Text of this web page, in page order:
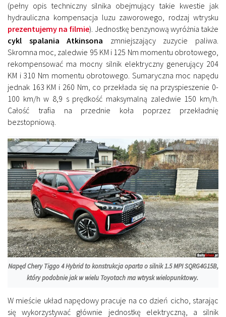
(pełny opis techniczny silnika obejmujący takie kwestie jak
hydrauliczna kompensacja luzu zaworowego, rodzaj wtrysku
prezentujemy na filmie). Jednostkę benzynową wyróżnia także
cykl spalania Atkinsona zmniejszający zuzycie paliwa.
Skromna moc, zaledwie 95 KM i 125 Nm momentu obrotowego,
rekompensować ma mocny silnik elektryczny generujący 204
KM i 310 Nm momentu obrotowego. Sumaryczna moc napędu
jednak 163 KM i 260 Nm, co przekłada się na przyspieszenie 0-
100 km/h w 8,9 s prędkość maksymalną zaledwie 150 km/h.
Całość trafia na przednie koła poprzez przekładnię
bezstopniową.
Napęd Chery Tiggo 4 Hybrid to konstrukcja oparta o silnik 1.5 MPI SQRG4G15B,
który podobnie jak w wielu Toyotach ma wtrysk wielopunktowy.
W mieście układ napędowy pracuje na co dzień cicho, starając
się wykorzystywać głównie jednostkę elektryczną, a silnik